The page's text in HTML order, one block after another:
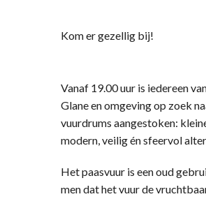
Kom er gezellig bij!
­Vanaf 19.00 uur is iedereen
Glane en omgeving op zoek
vuurdrums aangestoken:
modern, veilig én sfeervol
Het paasvuur is een oud
men dat het vuur de